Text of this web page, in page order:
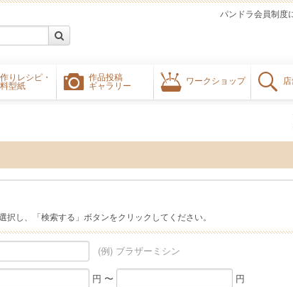
りレシピ・
型紙
作品投稿
ギャラリー
ワークショップ
パンドラ会員制度
し、「検索する」ボタンをクリックしてください。
(例) ブラザーミシン
円 〜 円